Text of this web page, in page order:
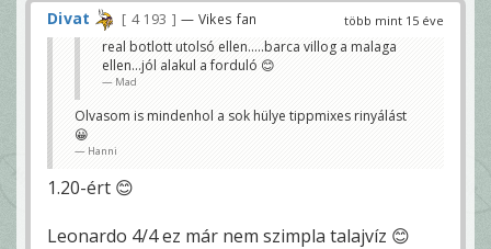
több mint 15 éve
Divat 4 193 — Vikes fan
real botlott utolsó ellen.....barca villog a malaga
ellen...jól alakul a forduló 😊
Mad
Olvasom is mindenhol a sok hülye tippmixes rinyálást
😀
Hanni
1.20-ért 😊
Leonardo 4/4 ez már nem szimpla talajvíz 😊